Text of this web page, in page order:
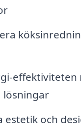
effektiviteten
lösningar
estetik och